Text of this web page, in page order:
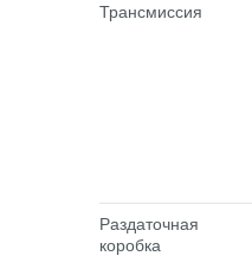
Трансмиссия
Раздаточная
коробка